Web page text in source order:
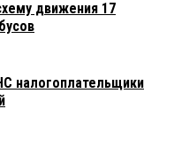
движения 17
налогоплательщики